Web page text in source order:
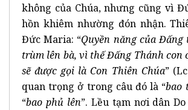
không của Chúa, nhưng cũng vì
hồn khiêm nhường đón nhận.
Đức Maria: “Quyền năng của Đấng
trùm lên bà, vì thế Đấng Thánh con
sẽ được gọi là Con Thiên Chúa”
quan trọng ở trong câu đó là “bao
“bao phủ lên”. Lều tạm nơi dân